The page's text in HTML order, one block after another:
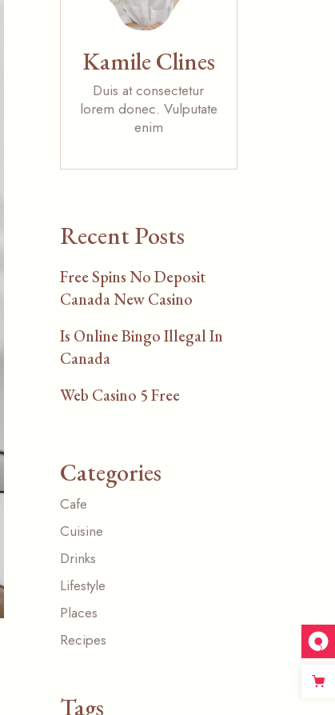
Kamile Clines
Duis at consectetur
lorem donec. Vulputate
enim
Recent Posts
Free Spins No Deposit
Canada New Casino
Is Online Bingo Illegal In
Canada
Web Casino 5 Free
Categories
Cafe
Cuisine
Drinks
Lifestyle
Places
Recipes
Tags